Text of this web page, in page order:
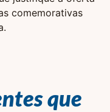
comemorativas
que